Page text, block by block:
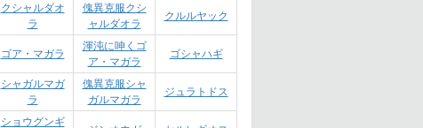
クシャルダオ
ラ
傀異克服クシ
ャルダオラ
クルルヤック
ゴア・マガラ
渾沌に呻くゴ
ア・マガラ
ゴシャハギ
シャガルマガ
ラ
傀異克服シャ
ガルマガラ
ジュラトドス
ショウグンギ